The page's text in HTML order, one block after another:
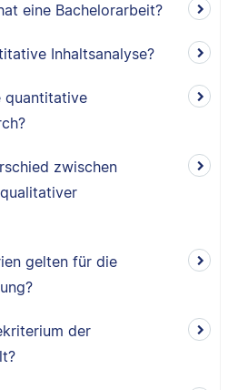
eine Bachelorarbeit?
Inhaltsanalyse?
quantitative
zwischen
gelten für die
der